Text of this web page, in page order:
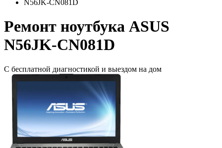
N56JK-CN081D
Ремонт ноутбука ASUS
N56JK-CN081D
С бесплатной диагностикой и выездом на дом